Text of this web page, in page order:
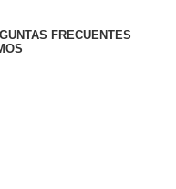
FRECUENTES